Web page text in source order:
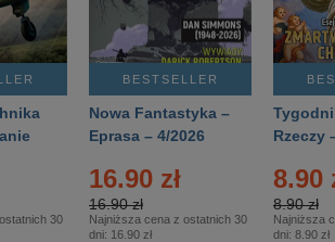
30
BESTSELLER
Nowa Fantastyka –
Eprasa – 4/2026
16.90 zł
16.90 zł
Najniższa cena z ostatnich 30
dni: 16.90 zł
Rzeczy
8.90
8.90 zł
Najniższa
dni: 8.90 zł